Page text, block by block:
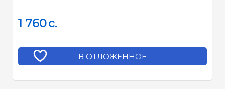
760c.
В ОТЛОЖЕННОЕ